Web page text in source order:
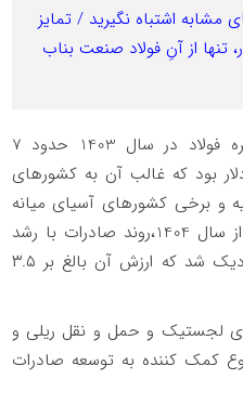
مشابه اشتباه نگیرید / تمایز
تنها از آنِ فولاد صنعت بناب
مجموع صادرات محصولات زنجیره فولاد در سال 1403 حدود 7
ارزش 3 میلیارد دلار بود که غالب آن به کشورهای
و برخی کشورهای آسیای میانه
صادر گردید. در مدت سپری شده از سال 1404،روند صادرات با رشد
مناسب به حدود ۸ میلیون تن نزدیک شد که ارزش آن بالغ بر ۳.۵
لجستیک و حمل‌ و نقل ریلی و
کمک کننده به توسعه صادرات